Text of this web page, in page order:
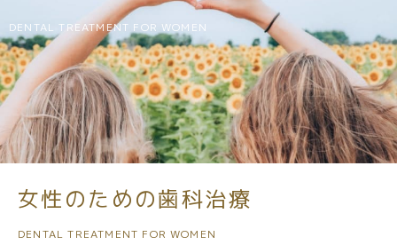
DENTAL TREATMENT FOR WOMEN
女性のための歯科治療
DENTAL TREATMENT FOR WOMEN